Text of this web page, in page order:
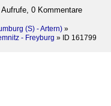
0 Kommentare
(S) - Artern) »
- Freyburg » ID 161799